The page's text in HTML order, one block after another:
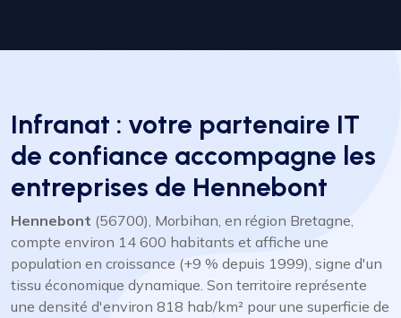
Infranat : votre partenaire IT
de confiance accompagne les
entreprises de Hennebont
Hennebont (56700), Morbihan, en région Bretagne,
compte environ 14 600 habitants et affiche une
population en croissance (+9 % depuis 1999), signe d'un
tissu économique dynamique. Son territoire représente
une densité d'environ 818 hab/km² pour une superficie de